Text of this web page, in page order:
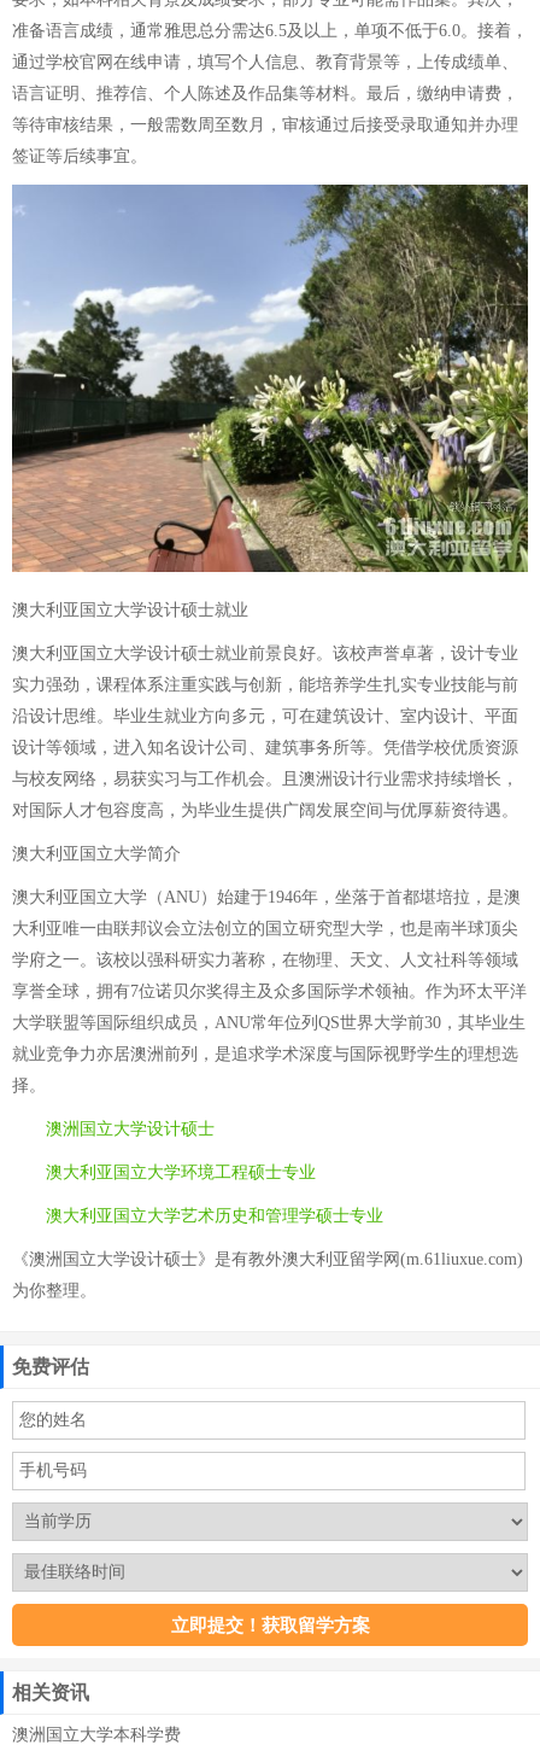
准备语言成绩，通常雅思总分需达6.5及以上，单项不低于6.0。接着，
通过学校官网在线申请，填写个人信息、教育背景等，上传成绩单、
语言证明、推荐信、个人陈述及作品集等材料。最后，缴纳申请费，
等待审核结果，一般需数周至数月，审核通过后接受录取通知并办理
签证等后续事宜。
澳大利亚国立大学设计硕士就业
澳大利亚国立大学设计硕士就业前景良好。该校声誉卓著，设计专业
实力强劲，课程体系注重实践与创新，能培养学生扎实专业技能与前
沿设计思维。毕业生就业方向多元，可在建筑设计、室内设计、平面
设计等领域，进入知名设计公司、建筑事务所等。凭借学校优质资源
与校友网络，易获实习与工作机会。且澳洲设计行业需求持续增长，
对国际人才包容度高，为毕业生提供广阔发展空间与优厚薪资待遇。
澳大利亚国立大学简介
澳大利亚国立大学（ANU）始建于1946年，坐落于首都堪培拉，是澳
大利亚唯一由联邦议会立法创立的国立研究型大学，也是南半球顶尖
学府之一。该校以强科研实力著称，在物理、天文、人文社科等领域
享誉全球，拥有7位诺贝尔奖得主及众多国际学术领袖。作为环太平洋
大学联盟等国际组织成员，ANU常年位列QS世界大学前30，其毕业生
就业竞争力亦居澳洲前列，是追求学术深度与国际视野学生的理想选
择。
澳洲国立大学设计硕士
澳大利亚国立大学环境工程硕士专业
澳大利亚国立大学艺术历史和管理学硕士专业
《澳洲国立大学设计硕士》是有教外澳大利亚留学网(m.61liuxue.com)
为你整理。
免费评估
相关资讯
澳洲国立大学本科学费